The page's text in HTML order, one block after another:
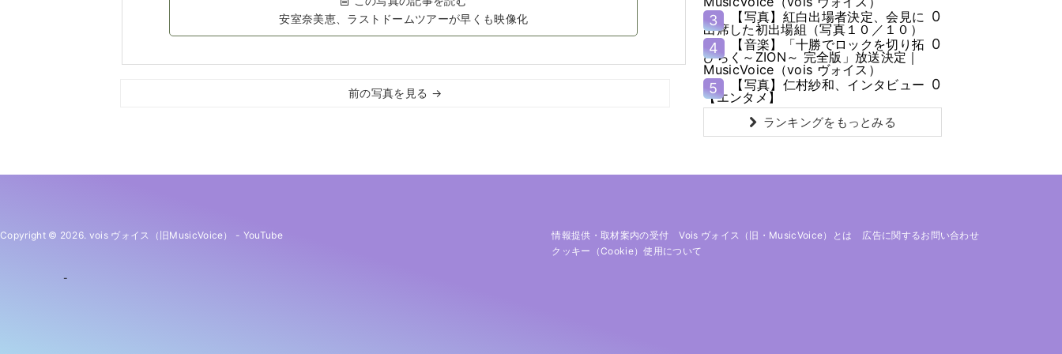
安室奈美恵、ラストドームツアーが早くも映像化
前の写真を見る →
3
【写真】紅白出場者決定、会見に
出席した初出場組（写真１０／１０）
0
4
【音楽】「十勝でロックを切り拓
ひらく～ZION～ 完全版」放送決定｜
MusicVoice（vois ヴォイス）
0
5
【写真】仁村紗和、インタビュー
【エンタメ】
0
ランキングをもっとみる
Copyright © 2026. vois ヴォイス（旧MusicVoice） - YouTube 情報提供・取材案内の受付 Vois ヴォイス（旧・MusicVoice）とは
広告に関するお問い合わせ
クッキー（cookie）使用について
-